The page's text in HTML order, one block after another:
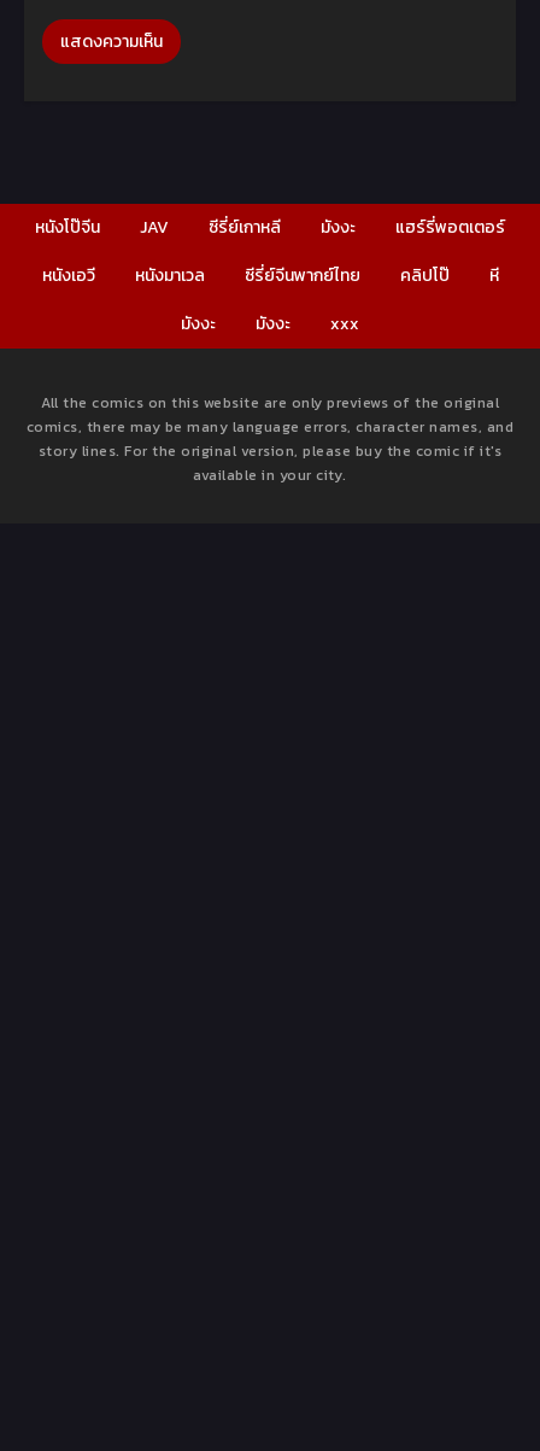
หนังโป๊จีน JAV ซีรี่ย์เกาหลี มังงะ
แฮร์รี่พอตเตอร์
หนังเอวี
หนังมาเวล ซีรี่ย์จีนพากย์ไทย คลิปโป๊
หี
มังงะ
มังงะ xxx
All the comics on this website are only previews of the original
comics, there may be many language errors, character names, and
story lines. For the original version, please buy the comic if it's
available in your city.